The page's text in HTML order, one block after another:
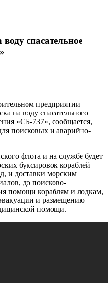
спасательное
предприятии
на воду спасательного
«СБ-737», сообщается,
поисковых и аварийно-
флота и на службе будет
буксировок кораблей
и доставки морским
до поисково-
помощи кораблям и лодкам,
и размещению
помощи.